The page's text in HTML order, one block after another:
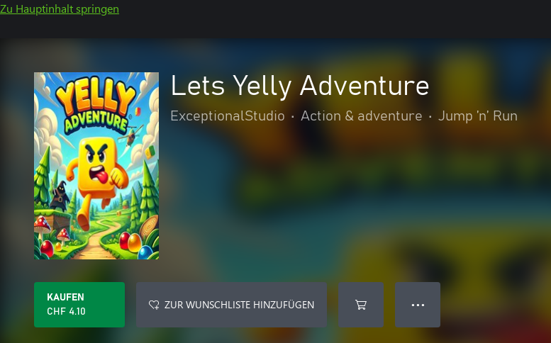
Zu Hauptinhalt springen
Lets Yelly Adventure
ExceptionalStudio • Action & adventure • Jump ’n’ Run
KAUFEN
CHF 4.10
ZUR WUNSCHLISTE HINZUFÜGEN ● ● ●